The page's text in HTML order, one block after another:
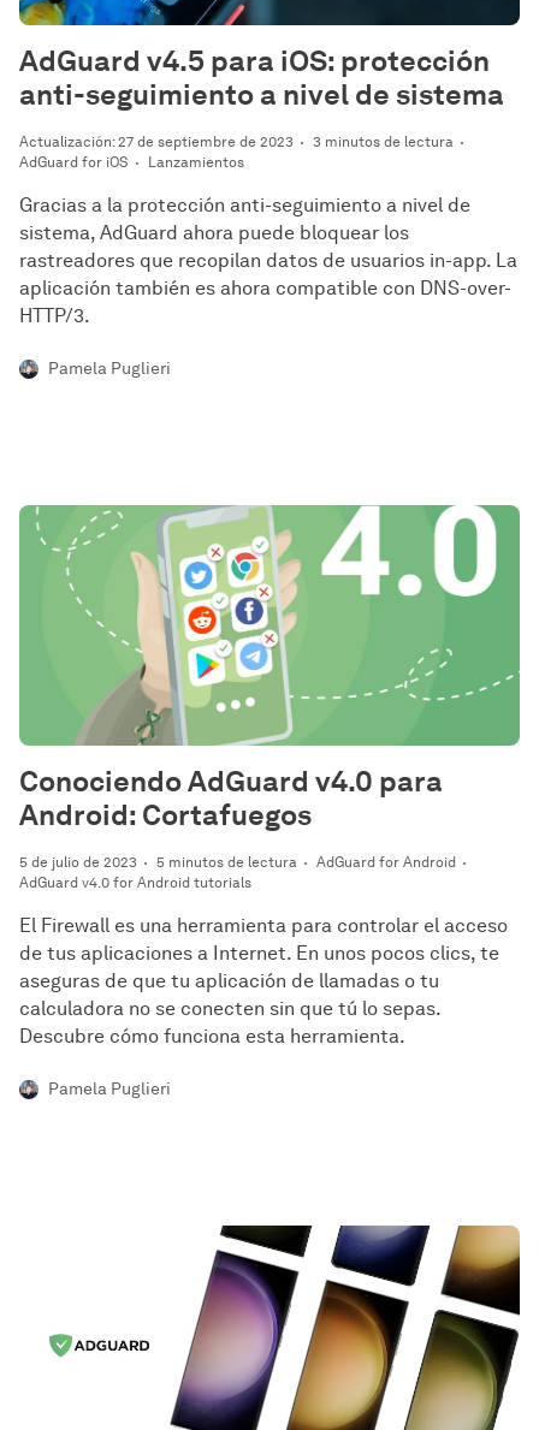
Actualización: 27 de septiembre de 2023
3 minutos de lectura
AdGuard for iOS
Lanzamientos
AdGuard v4.5 para iOS: protección
anti-seguimiento a nivel de sistema
Gracias a la protección anti-seguimiento a nivel de
sistema, AdGuard ahora puede bloquear los
rastreadores que recopilan datos de usuarios in-app. La
aplicación también es ahora compatible con DNS-over-
HTTP/3.
Pamela Puglieri
5 de julio de 2023 5 minutos de lectura
AdGuard for Android
AdGuard v4.0 for Android tutorials
Conociendo AdGuard v4.0 para
Android: Cortafuegos
El Firewall es una herramienta para controlar el acceso
de tus aplicaciones a Internet. En unos pocos clics, te
aseguras de que tu aplicación de llamadas o tu
calculadora no se conecten sin que tú lo sepas.
Descubre cómo funciona esta herramienta.
Pamela Puglieri